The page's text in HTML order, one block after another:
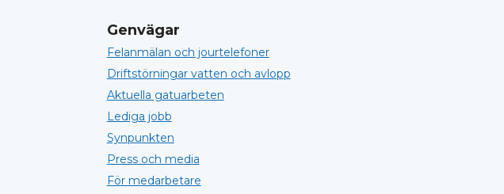
Genvägar
Felanmälan och jourtelefoner
Driftstörningar vatten och avlopp
Aktuella gatuarbeten
Lediga jobb
Synpunkten
Press och media
För medarbetare